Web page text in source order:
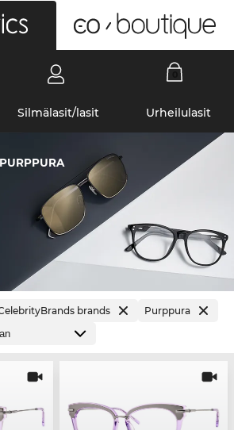
Silmälasit/lasit Urheilulasit
brands Purppura